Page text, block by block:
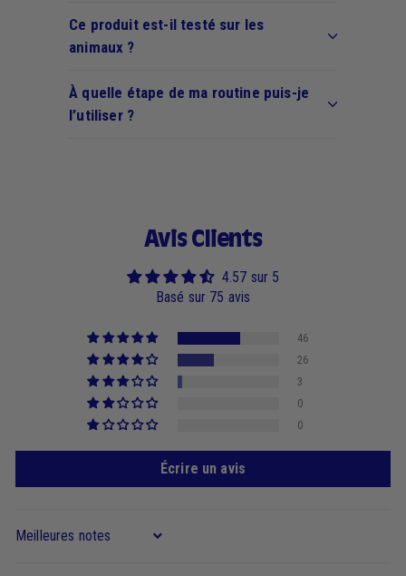
Ce produit est-il testé sur les
animaux ?
À quelle étape de ma routine puis-je
l’utiliser ?
Avis Clients
4.57 sur 5
Basé sur 75 avis
46
26
3
0
0
Écrire un avis
Sort by